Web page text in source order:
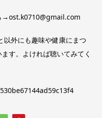
→ost.k0710@gmail.com
外にも趣味や健康にまつ
す。よければ聴いてみてく